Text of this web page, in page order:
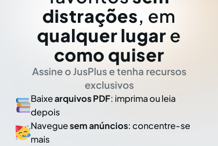
distrações, em
qualquer lugar e
como quiser
Assine o JusPlus e tenha recursos
exclusivos
Baixearquivos PDF: imprima ou leia
depois
Naveguesem anúncios: concentre-se
mais